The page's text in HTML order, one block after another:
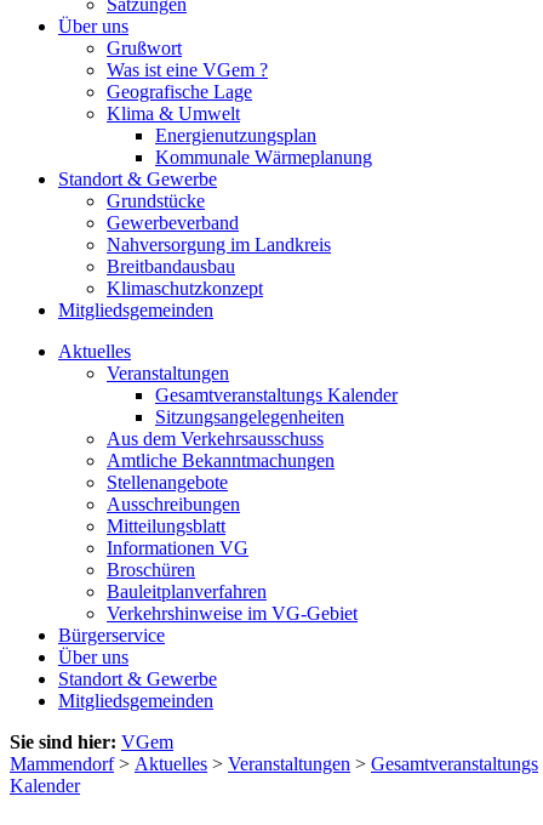
Satzungen
Über uns
Grußwort
Was ist eine VGem ?
Geografische Lage
Klima & Umwelt
Energienutzungsplan
Kommunale Wärmeplanung
Standort & Gewerbe
Grundstücke
Gewerbeverband
Nahversorgung im Landkreis
Breitbandausbau
Klimaschutzkonzept
Mitgliedsgemeinden
Aktuelles
Veranstaltungen
Gesamtveranstaltungs Kalender
Sitzungsangelegenheiten
Aus dem Verkehrsausschuss
Amtliche Bekanntmachungen
Stellenangebote
Ausschreibungen
Mitteilungsblatt
Informationen VG
Broschüren
Bauleitplanverfahren
Verkehrshinweise im VG-Gebiet
Bürgerservice
Über uns
Standort & Gewerbe
Mitgliedsgemeinden
Sie sind hier: VGem
Mammendorf> Aktuelles > Veranstaltungen > Gesamtveranstaltungs
Kalender